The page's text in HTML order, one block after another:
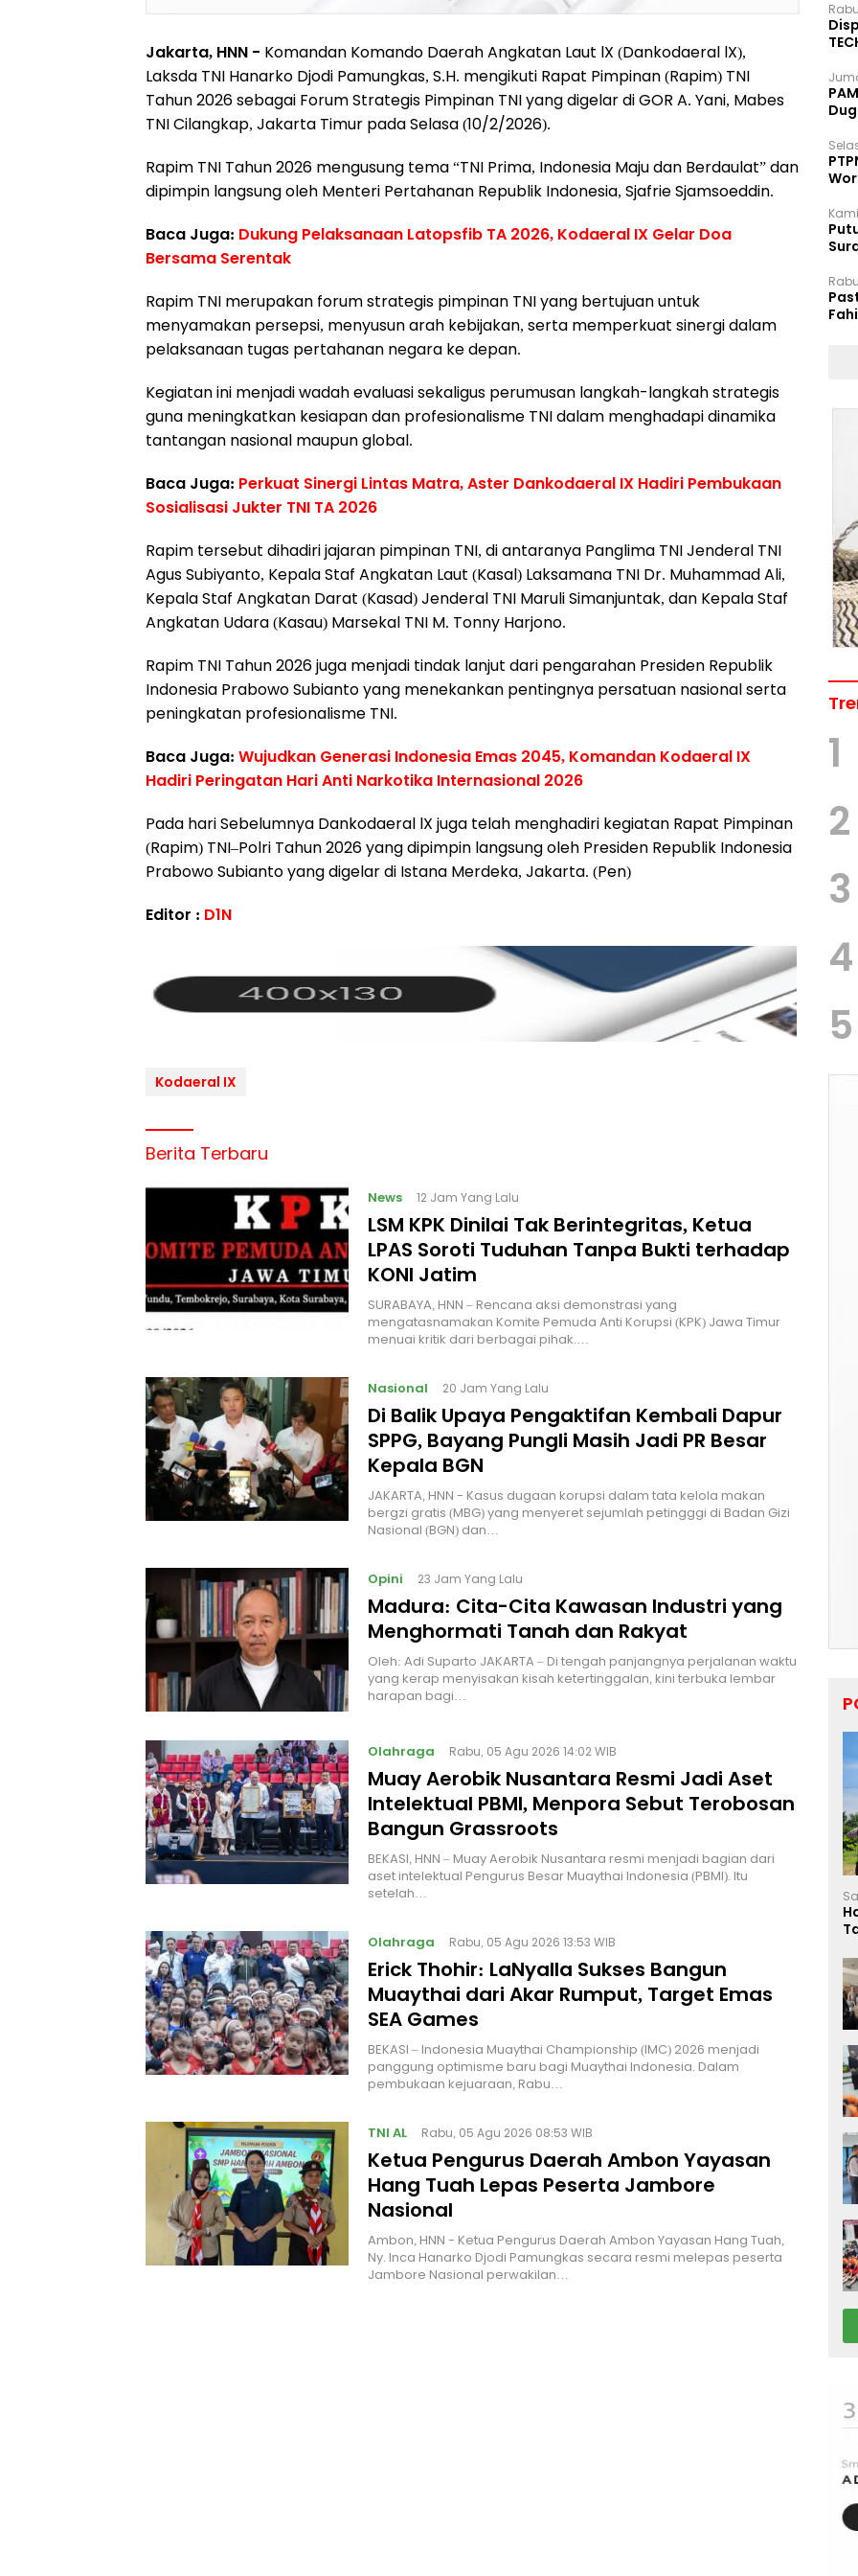
Jakarta, HNN - Komandan Komando Daerah Angkatan Laut lX (Dankodaeral lX),
Laksda TNI Hanarko Djodi Pamungkas, S.H. mengikuti Rapat Pimpinan (Rapim) TNI
Tahun 2026 sebagai Forum Strategis Pimpinan TNI yang digelar di GOR A. Yani, Mabes
TNI Cilangkap, Jakarta Timur pada Selasa (10/2/2026).
Rapim TNI Tahun 2026 mengusung tema “TNI Prima, Indonesia Maju dan Berdaulat” dan
dipimpin langsung oleh Menteri Pertahanan Republik Indonesia, Sjafrie Sjamsoeddin.
Baca Juga: Dukung Pelaksanaan Latopsfib TA 2026, Kodaeral IX Gelar Doa
Bersama Serentak
Rapim TNI merupakan forum strategis pimpinan TNI yang bertujuan untuk
menyamakan persepsi, menyusun arah kebijakan, serta memperkuat sinergi dalam
pelaksanaan tugas pertahanan negara ke depan.
Kegiatan ini menjadi wadah evaluasi sekaligus perumusan langkah-langkah strategis
guna meningkatkan kesiapan dan profesionalisme TNI dalam menghadapi dinamika
tantangan nasional maupun global.
Baca Juga: Perkuat Sinergi Lintas Matra, Aster Dankodaeral IX Hadiri Pembukaan
Sosialisasi Jukter TNI TA 2026
Rapim tersebut dihadiri jajaran pimpinan TNI, di antaranya Panglima TNI Jenderal TNI
Agus Subiyanto, Kepala Staf Angkatan Laut (Kasal) Laksamana TNI Dr. Muhammad Ali,
Kepala Staf Angkatan Darat (Kasad) Jenderal TNI Maruli Simanjuntak, dan Kepala Staf
Angkatan Udara (Kasau) Marsekal TNI M. Tonny Harjono.
Rapim TNI Tahun 2026 juga menjadi tindak lanjut dari pengarahan Presiden Republik
Indonesia Prabowo Subianto yang menekankan pentingnya persatuan nasional serta
peningkatan profesionalisme TNI.
Baca Juga: Wujudkan Generasi Indonesia Emas 2045, Komandan Kodaeral IX
Hadiri Peringatan Hari Anti Narkotika Internasional 2026
Pada hari Sebelumnya Dankodaeral lX juga telah menghadiri kegiatan Rapat Pimpinan
(Rapim) TNI–Polri Tahun 2026 yang dipimpin langsung oleh Presiden Republik Indonesia
Prabowo Subianto yang digelar di Istana Merdeka, Jakarta. (Pen)
Editor : D1N
Kodaeral IX
Berita Terbaru
News 12 Jam Yang Lalu
LSM KPK Dinilai Tak Berintegritas, Ketua
LPAS Soroti Tuduhan Tanpa Bukti terhadap
KONI Jatim
SURABAYA, HNN – Rencana aksi demonstrasi yang
mengatasnamakan Komite Pemuda Anti Korupsi (KPK) Jawa Timur
menuai kritik dari berbagai pihak.…
Nasional 20 Jam Yang Lalu
Di Balik Upaya Pengaktifan Kembali Dapur
SPPG, Bayang Pungli Masih Jadi PR Besar
Kepala BGN
JAKARTA, HNN - Kasus dugaan korupsi dalam tata kelola makan
bergzi gratis (MBG) yang menyeret sejumlah petingggi di Badan Gizi
Nasional (BGN) dan…
Opini 23 Jam Yang Lalu
Madura: Cita-Cita Kawasan Industri yang
Menghormati Tanah dan Rakyat
Oleh: Adi Suparto JAKARTA – Di tengah panjangnya perjalanan waktu
yang kerap menyisakan kisah ketertinggalan, kini terbuka lembar
harapan bagi…
Olahraga Rabu, 05 Agu 2026 14:02 WIB
Muay Aerobik Nusantara Resmi Jadi Aset
Intelektual PBMI, Menpora Sebut Terobosan
Bangun Grassroots
BEKASI, HNN – Muay Aerobik Nusantara resmi menjadi bagian dari
aset intelektual Pengurus Besar Muaythai Indonesia (PBMI). Itu
setelah…
Olahraga Rabu, 05 Agu 2026 13:53 WIB
Erick Thohir: LaNyalla Sukses Bangun
Muaythai dari Akar Rumput, Target Emas
SEA Games
BEKASI – Indonesia Muaythai Championship (IMC) 2026 menjadi
panggung optimisme baru bagi Muaythai Indonesia. Dalam
pembukaan kejuaraan, Rabu…
TNI AL Rabu, 05 Agu 2026 08:53 WIB
Ketua Pengurus Daerah Ambon Yayasan
Hang Tuah Lepas Peserta Jambore
Nasional
Ambon, HNN - Ketua Pengurus Daerah Ambon Yayasan Hang Tuah,
Ny. Inca Hanarko Djodi Pamungkas secara resmi melepas peserta
Jambore Nasional perwakilan…
1
2
3
4
5